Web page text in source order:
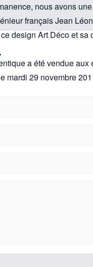
nous avons
français Jean
design Art Déco et sa
a été vendue
mardi 29 novembre